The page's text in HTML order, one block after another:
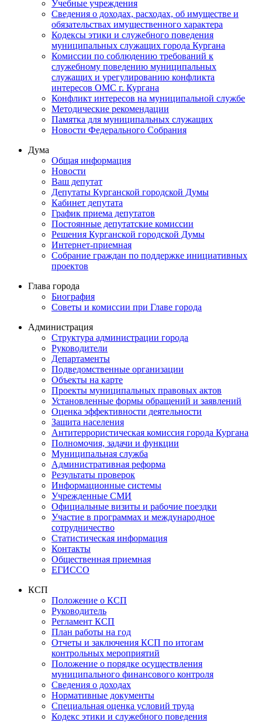
Учебные учреждения
Сведения о доходах, расходах, об имуществе и
обязательствах имущественного характера
Кодексы этики и служебного поведения
муниципальных служащих города Кургана
Комиссии по соблюдению требований к
служебному поведению муниципальных
служащих и урегулированию конфликта
интересов ОМС г. Кургана
Конфликт интересов на муниципальной службе
Методические рекомендации
Памятка для муниципальных служащих
Новости Федерального Cобрания
Дума
Общая информация
Новости
Ваш депутат
Депутаты Курганской городской Думы
Кабинет депутата
График приема депутатов
Постоянные депутатские комиссии
Решения Курганской городской Думы
Интернет-приемная
Собрание граждан по поддержке инициативных
проектов
Глава города
Биография
Советы и комиссии при Главе города
Администрация
Структура администрации города
Руководители
Департаменты
Подведомственные организации
Объекты на карте
Проекты муниципальных правовых актов
Установленные формы обращений и заявлений
Оценка эффективности деятельности
Защита населения
Антитеррористическая комиссия города Кургана
Полномочия, задачи и функции
Муниципальная служба
Административная реформа
Результаты проверок
Информационные системы
Учрежденные СМИ
Официальные визиты и рабочие поездки
Участие в программах и международное
сотрудничество
Статистическая информация
Контакты
Общественная приемная
ЕГИССО
КСП
Положение о КСП
Руководитель
Регламент КСП
План работы на год
Отчеты и заключения КСП по итогам
контрольных мероприятий
Положение о порядке осуществления
муниципального финансового контроля
Сведения о доходах
Нормативные документы
Специальная оценка условий труда
Кодекс этики и служебного поведения